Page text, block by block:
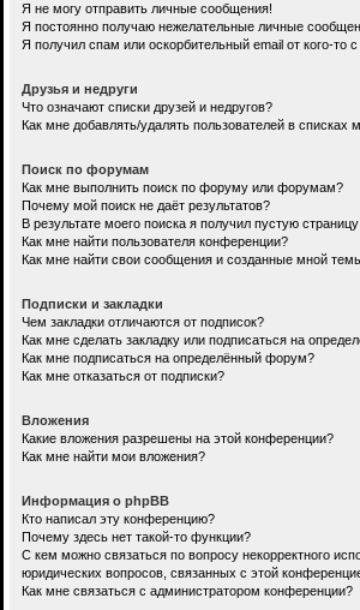
Я не могу отправить личные сообщения!
Я постоянно получаю нежелательные личные
Я получил спам или оскорбительный email от кого-то
Друзья и недруги
Что означают списки друзей и недругов?
Как мне добавлять/удалять пользователей в списках
Поиск по форумам
Как мне выполнить поиск по форуму или форумам?
Почему мой поиск не даёт результатов?
В результате моего поиска я получил пустую страницу!
Как мне найти пользователя конференции?
Как мне найти свои сообщения и созданные мной
Подписки и закладки
Чем закладки отличаются от подписок?
Как мне сделать закладку или подписаться на
Как мне подписаться на определённый форум?
Как мне отказаться от подписки?
Вложения
Какие вложения разрешены на этой конференции?
Как мне найти мои вложения?
Информация о phpBB
Кто написал эту конференцию?
Почему здесь нет такой-то функции?
С кем можно связаться по вопросу некорректного
юридических вопросов, связанных с этой
Как мне связаться с администратором конференции?